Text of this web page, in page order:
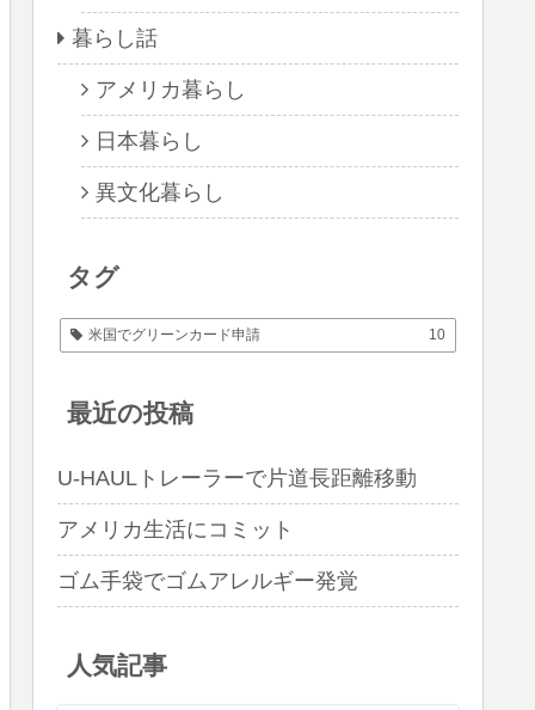
暮らし話
アメリカ暮らし
日本暮らし
異文化暮らし
タグ
米国でグリーンカード申請 10
最近の投稿
U-HAULトレーラーで片道長距離移動
アメリカ生活にコミット
ゴム手袋でゴムアレルギー発覚
人気記事